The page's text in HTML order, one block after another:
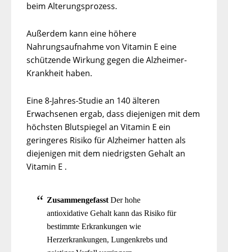
beim Alterungsprozess.
Außerdem kann eine höhere
Nahrungsaufnahme von Vitamin E eine
schützende Wirkung gegen die Alzheimer-
Krankheit haben.
Eine 8-Jahres-Studie an 140 älteren
Erwachsenen ergab, dass diejenigen mit dem
höchsten Blutspiegel an Vitamin E ein
geringeres Risiko für Alzheimer hatten als
diejenigen mit dem niedrigsten Gehalt an
Vitamin E .
ZusammengefasstDer hohe
antioxidative Gehalt kann das Risiko für
bestimmte Erkrankungen wie
Herzerkrankungen, Lungenkrebs und